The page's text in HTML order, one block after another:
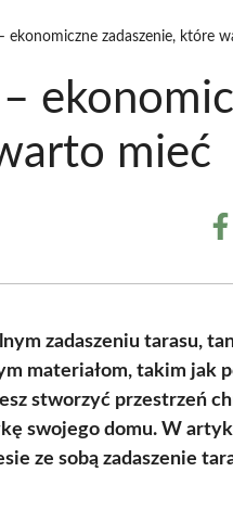
ekonomiczne zadaszenie, które
mieć
zadaszeniu tarasu,
materiałom, takim jak
stworzyć przestrzeń
swojego domu. W
ze sobą zadaszenie